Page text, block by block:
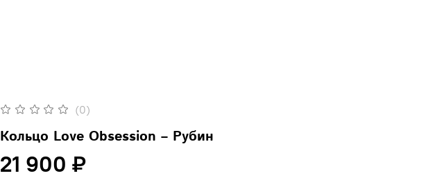
(0)
Кольцо Love Obsession – Рубин
21 900 ₽